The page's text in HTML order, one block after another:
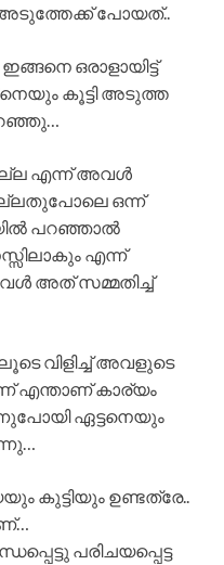
അടുത്തേക്ക് പോയത്..
ഒരാളായിട്ട്
കൂട്ടി അടുത്ത
എന്ന് അവൾ
ഒന്ന്
പറഞ്ഞാൽ
എന്ന്
അത് സമ്മതിച്ച്
വിളിച്ച് അവളുടെ
എന്താണ് കാര്യം
ഏട്ടനെയും
കുട്ടിയും ഉണ്ടത്രേ..
പരിചയപ്പെട്ട